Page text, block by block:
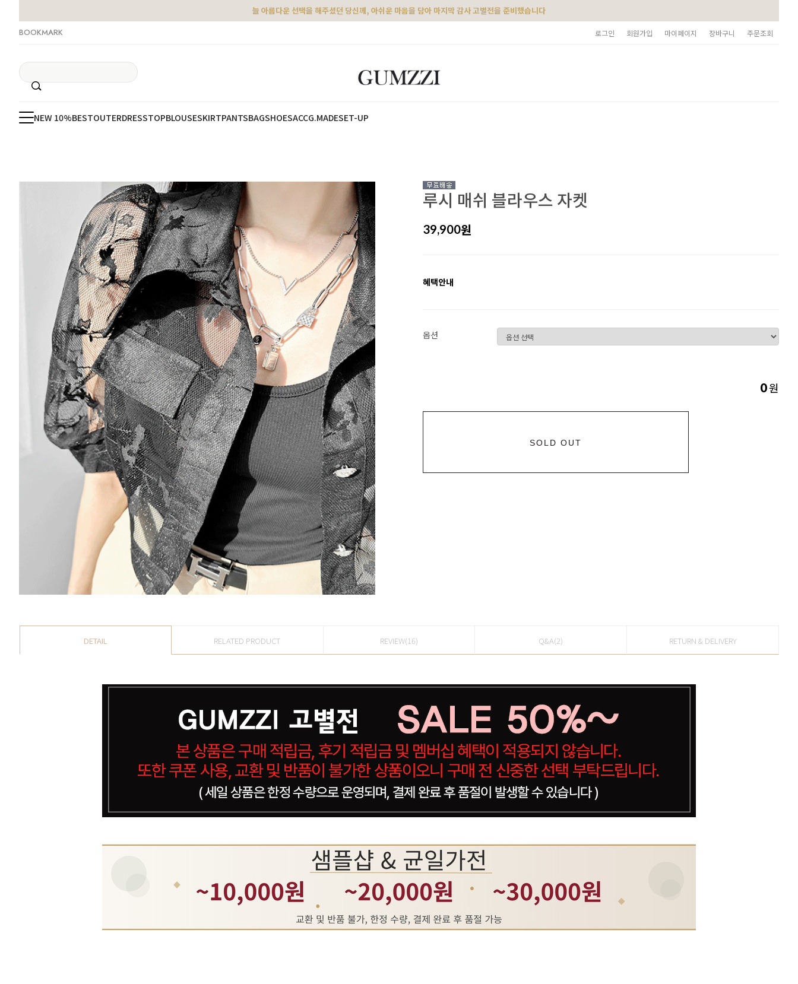
늘 아름다운 선택을 해주셨던 당신께, 아쉬운 마음을 담아 마지막 감사 고별전을 준비했습니다
BOOKMARK
로그인 회원가입 마이페이지 장바구니 주문조회
NEW 10%BESTOUTERDRESSTOPBLOUSESKIRTPANTSBAGSHOESACCG.MADESET-UP
루시 매쉬 블라우스 자켓
39,900원
혜택안내
옵션
0원
SOLD OUT
DETAIL RELATED PRODUCT REVIEW(16) Q&A(2) RETURN & DELIVERY